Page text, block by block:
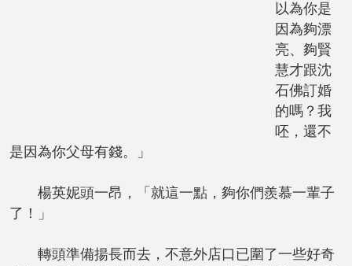
以為你是
因為夠漂
亮、夠賢
慧才跟沈
石佛訂婚
的嗎？我
呸，還不
是因為你父母有錢。」
楊英妮頭一昂，「就這一點，夠你們羨慕一輩子
了！」
轉頭準備揚長而去，不意外店口已圍了一些好奇